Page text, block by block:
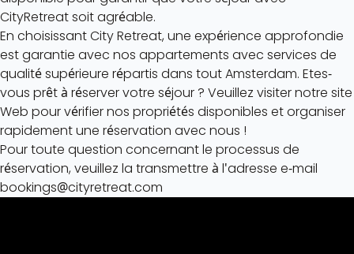
CityRetreat soit agréable.
En choisissant City Retreat, une expérience approfondie
est garantie avec nos appartements avec services de
qualité supérieure répartis dans tout Amsterdam. Etes-
vous prêt à réserver votre séjour ? Veuillez visiter notre site
Web pour vérifier nos propriétés disponibles et organiser
rapidement une réservation avec nous !
Pour toute question concernant le processus de
réservation, veuillez la transmettre à l'adresse e-mail
bookings@cityretreat.com